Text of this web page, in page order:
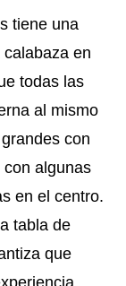
tiene una
en
todas las
al mismo
con
algunas
en el centro.
tabla de
que